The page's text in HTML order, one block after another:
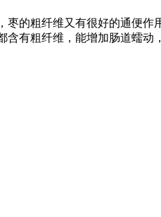
的粗纤维又有很好的通便作
有粗纤维，能增加肠道蠕动